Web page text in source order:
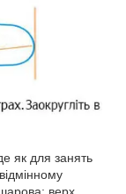
як для занять
верх